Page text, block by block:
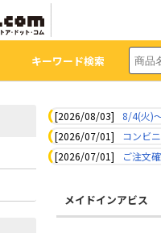
キーワード検索
[2026/08/03]
8/4(火)
[2026/07/01]
コンビ
[2026/07/01]
ご注文
メイドインアビス